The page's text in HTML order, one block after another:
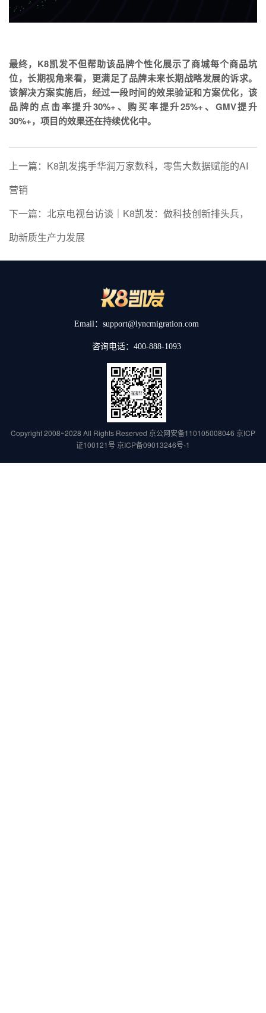
最终，K8凯发不但帮助该品牌个性化展示了商城每个商品坑
位，长期视角来看，更满足了品牌未来长期战略发展的诉求。
该解决方案实施后，经过一段时间的效果验证和方案优化，该
品牌的点击率提升30%+、购买率提升25%+、GMV提升
30%+，项目的效果还在持续优化中。
上一篇：K8凯发携手华润万家数科，零售大数据赋能的AI
营销
下一篇：北京电视台访谈｜K8凯发：做科技创新排头兵，
助新质生产力发展
Email：support@lyncmigration.com
咨询电话：400-888-1093
Copyright 2008~2028 All Rights Reserved 京公网安备110105008046 京ICP
证100121号 京ICP备09013246号-1